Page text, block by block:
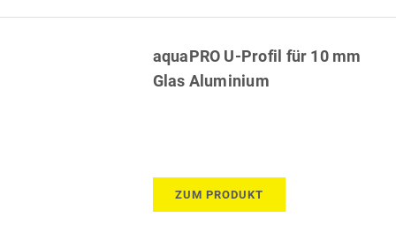
aquaPRO U-Profil für 10 mm
Glas Aluminium
ZUM PRODUKT